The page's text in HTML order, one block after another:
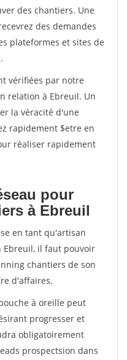
des chantiers. Une
des demandes
plateformes et sites de
vérifiées par notre
relation à Ebreuil. Un
la véracité d'une
rapidement $etre en
réaliser rapidement
pour
à Ebreuil
en tant qu'artisan
Ebreuil, il faut pouvoir
chantiers de son
d'affaires.
à oreille peut
progresser et
obligatoirement
prospectsion dans